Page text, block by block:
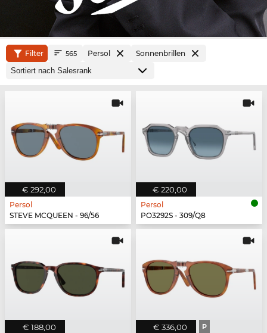
Filter 565 Persol Sonnenbrillen
€ 292,00
Persol
STEVE MCQUEEN - 96/56
€ 220,00
Persol
PO3292S - 309/Q8
€ 188,00 € 336,00 P